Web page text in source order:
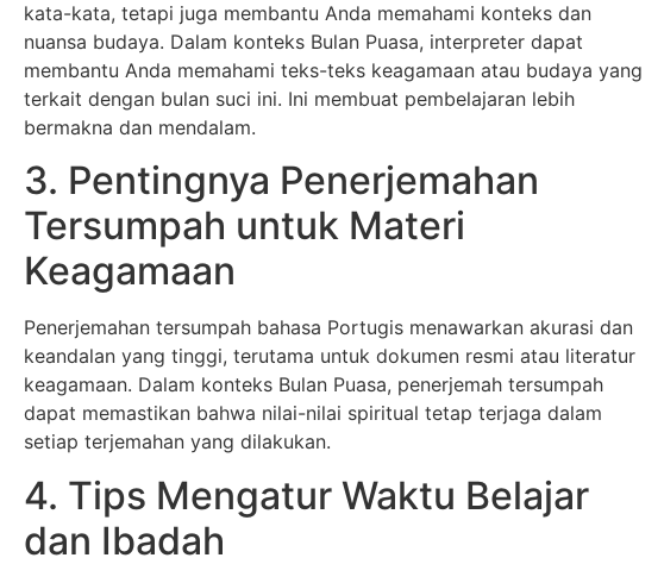
kata-kata, tetapi juga membantu Anda memahami konteks dan
nuansa budaya. Dalam konteks Bulan Puasa, interpreter dapat
membantu Anda memahami teks-teks keagamaan atau budaya yang
terkait dengan bulan suci ini. Ini membuat pembelajaran lebih
bermakna dan mendalam.
3. Pentingnya Penerjemahan
Tersumpah untuk Materi
Keagamaan
Penerjemahan tersumpah bahasa Portugis menawarkan akurasi dan
keandalan yang tinggi, terutama untuk dokumen resmi atau literatur
keagamaan. Dalam konteks Bulan Puasa, penerjemah tersumpah
dapat memastikan bahwa nilai-nilai spiritual tetap terjaga dalam
setiap terjemahan yang dilakukan.
4. Tips Mengatur Waktu Belajar
dan Ibadah